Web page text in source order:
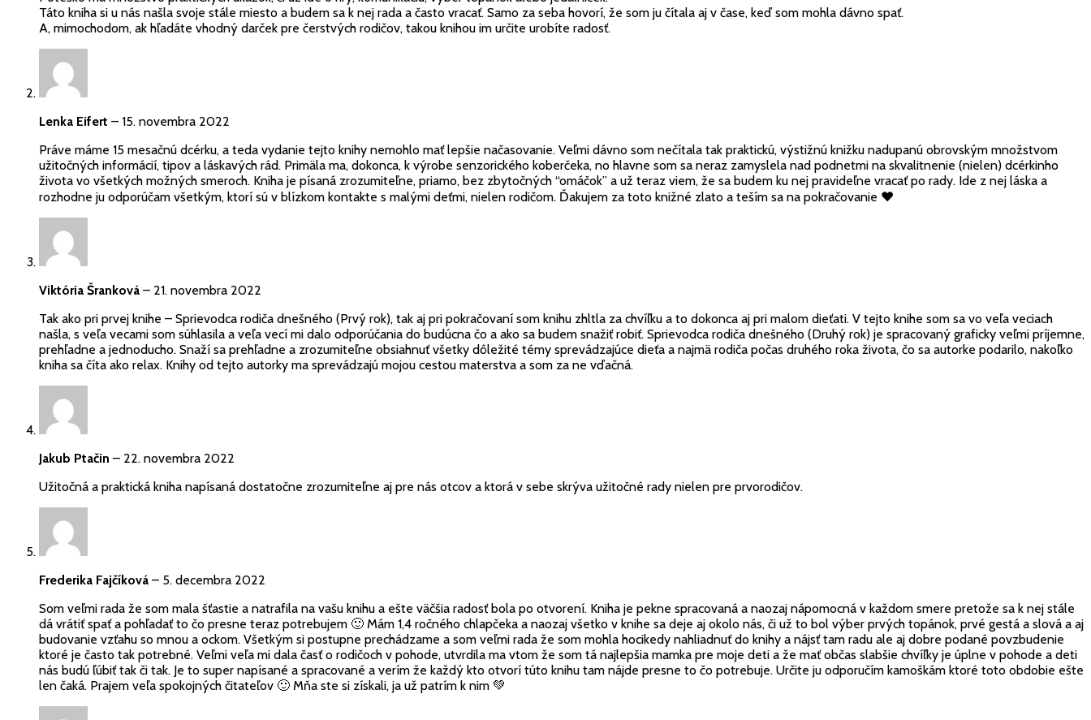
Táto kniha si u nás našla svoje stále miesto a budem sa k nej rada a často vracať. Samo za seba hovorí, že som ju čítala aj v čase, keď som mohla dávno spať.
A, mimochodom, ak hľadáte vhodný darček pre čerstvých rodičov, takou knihou im určite urobíte radosť.
Lenka Eifert – 15. novembra 2022
Práve máme 15 mesačnú dcérku, a teda vydanie tejto knihy nemohlo mať lepšie načasovanie. Veľmi dávno som nečítala tak praktickú, výstižnú knižku nadupanú obrovským množstvom
užitočných informácií, tipov a láskavých rád. Primäla ma, dokonca, k výrobe senzorického koberčeka, no hlavne som sa neraz zamyslela nad podnetmi na skvalitnenie (nielen) dcérkinho
života vo všetkých možných smeroch. Kniha je písaná zrozumiteľne, priamo, bez zbytočných “omáčok” a už teraz viem, že sa budem ku nej pravideľne vracať po rady. Ide z nej láska a
rozhodne ju odporúčam všetkým, ktorí sú v blízkom kontakte s malými deťmi, nielen rodičom. Ďakujem za toto knižné zlato a teším sa na pokračovanie ♥️
Viktória Šranková – 21. novembra 2022
Tak ako pri prvej knihe – Sprievodca rodiča dnešného (Prvý rok), tak aj pri pokračovaní som knihu zhltla za chvíľku a to dokonca aj pri malom dieťati. V tejto knihe som sa vo veľa veciach
našla, s veľa vecami som súhlasila a veľa vecí mi dalo odporúčania do budúcna čo a ako sa budem snažiť robiť. Sprievodca rodiča dnešného (Druhý rok) je spracovaný graficky veľmi príjemne,
prehľadne a jednoducho. Snaží sa prehľadne a zrozumiteľne obsiahnuť všetky dôležité témy sprevádzajúce dieťa a najmä rodiča počas druhého roka života, čo sa autorke podarilo, nakoľko
kniha sa číta ako relax. Knihy od tejto autorky ma sprevádzajú mojou cestou materstva a som za ne vďačná.
Jakub Ptačin – 22. novembra 2022
Užitočná a praktická kniha napísaná dostatočne zrozumiteľne aj pre nás otcov a ktorá v sebe skrýva užitočné rady nielen pre prvorodičov.
Frederika Fajčíková – 5. decembra 2022
Som veľmi rada že som mala šťastie a natrafila na vašu knihu a ešte väčšia radosť bola po otvorení. Kniha je pekne spracovaná a naozaj nápomocná v každom smere pretože sa k nej stále
dá vrátiť spať a pohľadať to čo presne teraz potrebujem 🙂 Mám 1,4 ročného chlapčeka a naozaj všetko v knihe sa deje aj okolo nás, či už to bol výber prvých topánok, prvé gestá a slová a aj
budovanie vzťahu so mnou a ockom. Všetkým si postupne prechádzame a som veľmi rada že som mohla hocikedy nahliadnuť do knihy a nájsť tam radu ale aj dobre podané povzbudenie
ktoré je často tak potrebné. Veľmi veľa mi dala časť o rodičoch v pohode, utvrdila ma vtom že som tá najlepšia mamka pre moje deti a že mať občas slabšie chvíľky je úplne v pohode a deti
nás budú ľúbiť tak či tak. Je to super napísané a spracované a verím že každý kto otvorí túto knihu tam nájde presne to čo potrebuje. Určite ju odporučím kamoškám ktoré toto obdobie ešte
len čaká. Prajem veľa spokojných čitateľov 🙂 Mňa ste si získali, ja už patrím k nim 💚